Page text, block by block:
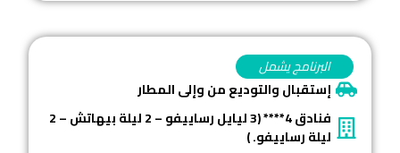
البرنامج يشمل
إستقبال والتوديع من وإلى المطار
فنادق 4**** (3 ليايل رساييفو – 2 ليلة بيهاتش – 2
ليلة رساييفو. )